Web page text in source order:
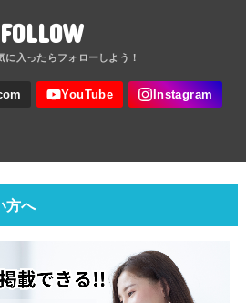
FOLLOW
方へ